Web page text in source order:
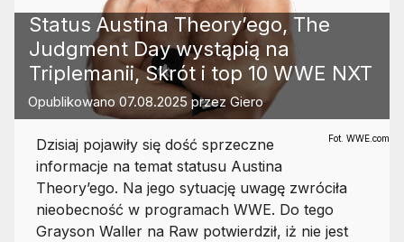
Fot. WWE.com
Status Austina Theory’ego, The
Judgment Day wystąpią na
Triplemanii, Skrót i top 10 WWE NXT
Opublikowano 07.08.2025 przezGiero
Dzisiaj pojawiły się dość sprzeczne
informacje na temat statusu Austina
Theory’ego. Na jego sytuację uwagę zwróciła
nieobecność w programach WWE. Do tego
Grayson Waller na Raw potwierdził, iż nie jest